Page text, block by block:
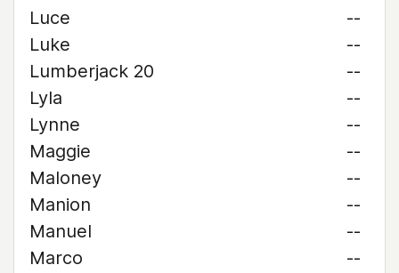
Luce
--
Luke
--
Lumberjack 20
--
Lyla
--
Lynne
--
Maggie
--
Maloney
--
Manion
--
Manuel
--
Marco
--